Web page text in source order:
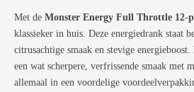
Met de Monster Energy Full Throttle 12-
klassieker in huis. Deze energiedrank staat
citrusachtige smaak en stevige
een wat scherpere, verfrissende smaak met
allemaal in een voordelige